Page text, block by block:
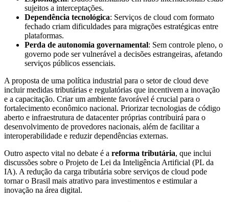
sujeitos a interceptações.
Dependência tecnológica: Serviços de cloud com formato
fechado criam dificuldades para migrações estratégicas entre
plataformas.
Perda de autonomia governamental: Sem controle pleno, o
governo pode ser vulnerável a decisões estrangeiras, afetando
serviços públicos essenciais.
A proposta de uma política industrial para o setor de cloud deve
incluir medidas tributárias e regulatórias que incentivem a inovação
e a capacitação. Criar um ambiente favorável é crucial para o
fortalecimento econômico nacional. Priorizar tecnologias de código
aberto e infraestrutura de datacenter próprias contribuirá para o
desenvolvimento de provedores nacionais, além de facilitar a
interoperabilidade e reduzir dependências externas.
Outro aspecto vital no debate é a reforma tributária, que inclui
discussões sobre o Projeto de Lei da Inteligência Artificial (PL da
IA). A redução da carga tributária sobre serviços de cloud pode
tornar o Brasil mais atrativo para investimentos e estimular a
inovação na área digital.